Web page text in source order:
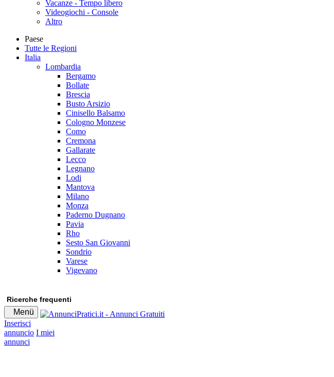
Vacanze - Tempo libero
Videogiochi - Console
Altro
Paese
Tutte le Regioni
Italia
Lombardia
Bergamo
Bollate
Brescia
Busto Arsizio
Cinisello Balsamo
Cologno Monzese
Como
Cremona
Gallarate
Lecco
Legnano
Lodi
Mantova
Milano
Monza
Paderno Dugnano
Pavia
Rho
Sesto San Giovanni
Sondrio
Varese
Vigevano
Ricerche frequenti
Menü
Inserisci
annuncio I miei
annunci